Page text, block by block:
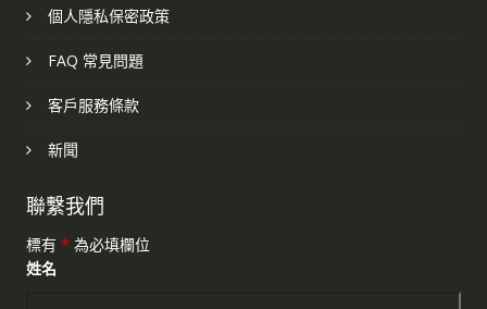
個人隱私保密政策
FAQ 常見問題
客戶服務條款
新聞
聯繫我們
標有 * 為必填欄位
姓名